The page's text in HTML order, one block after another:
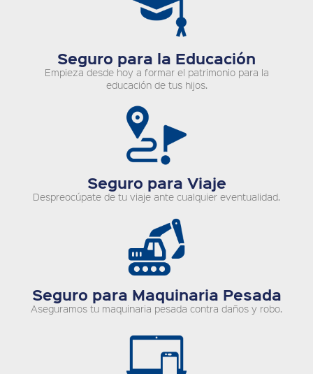
Seguro para la Educación
Empieza desde hoy a formar el patrimonio para la
educación de tus hijos.
Seguro para Viaje
Despreocúpate de tu viaje ante cualquier eventualidad.
Seguro para Maquinaria Pesada
Aseguramos tu maquinaria pesada contra daños y robo.